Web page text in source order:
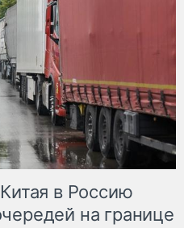
в Россию
на границе